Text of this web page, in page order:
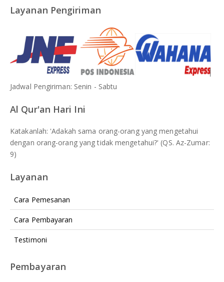
Layanan Pengiriman
Jadwal Pengiriman: Senin - Sabtu
Al Qur'an Hari Ini
Katakanlah: 'Adakah sama orang-orang yang mengetahui
dengan orang-orang yang tidak mengetahui?' (QS. Az-Zumar:
9)
Layanan
Cara Pemesanan
Cara Pembayaran
Testimoni
Pembayaran